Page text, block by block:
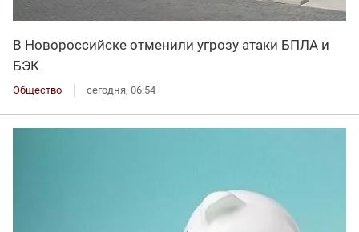
В Новороссийске отменили угрозу атаки БПЛА и
БЭК
Общество сегодня, 06:54